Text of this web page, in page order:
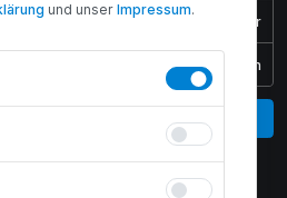
08:00 - 15:45 Uhr
Geschlossen
und unser Impressum.